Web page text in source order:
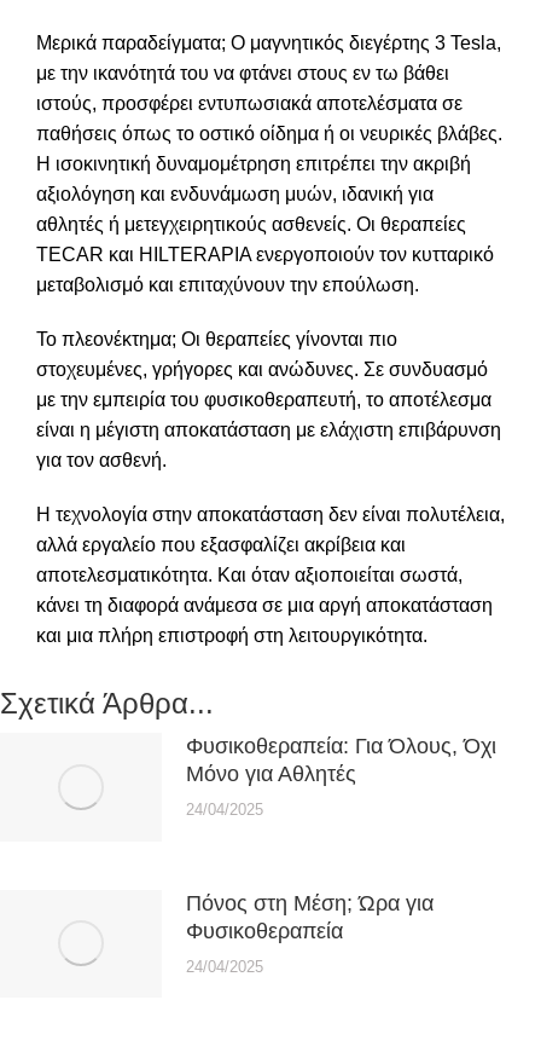
Μερικά παραδείγματα; Ο μαγνητικός διεγέρτης 3 Tesla,
με την ικανότητά του να φτάνει στους εν τω βάθει
ιστούς, προσφέρει εντυπωσιακά αποτελέσματα σε
παθήσεις όπως το οστικό οίδημα ή οι νευρικές βλάβες.
Η ισοκινητική δυναμομέτρηση επιτρέπει την ακριβή
αξιολόγηση και ενδυνάμωση μυών, ιδανική για
αθλητές ή μετεγχειρητικούς ασθενείς. Οι θεραπείες
TECAR και HILTERAPIA ενεργοποιούν τον κυτταρικό
μεταβολισμό και επιταχύνουν την επούλωση.
Το πλεονέκτημα; Οι θεραπείες γίνονται πιο
στοχευμένες, γρήγορες και ανώδυνες. Σε συνδυασμό
με την εμπειρία του φυσικοθεραπευτή, το αποτέλεσμα
είναι η μέγιστη αποκατάσταση με ελάχιστη επιβάρυνση
για τον ασθενή.
Η τεχνολογία στην αποκατάσταση δεν είναι πολυτέλεια,
αλλά εργαλείο που εξασφαλίζει ακρίβεια και
αποτελεσματικότητα. Και όταν αξιοποιείται σωστά,
κάνει τη διαφορά ανάμεσα σε μια αργή αποκατάσταση
και μια πλήρη επιστροφή στη λειτουργικότητα.
Σχετικά Άρθρα...
Φυσικοθεραπεία: Για Όλους, Όχι
Μόνο για Αθλητές
24/04/2025
Πόνος στη Μέση; Ώρα για
Φυσικοθεραπεία
24/04/2025